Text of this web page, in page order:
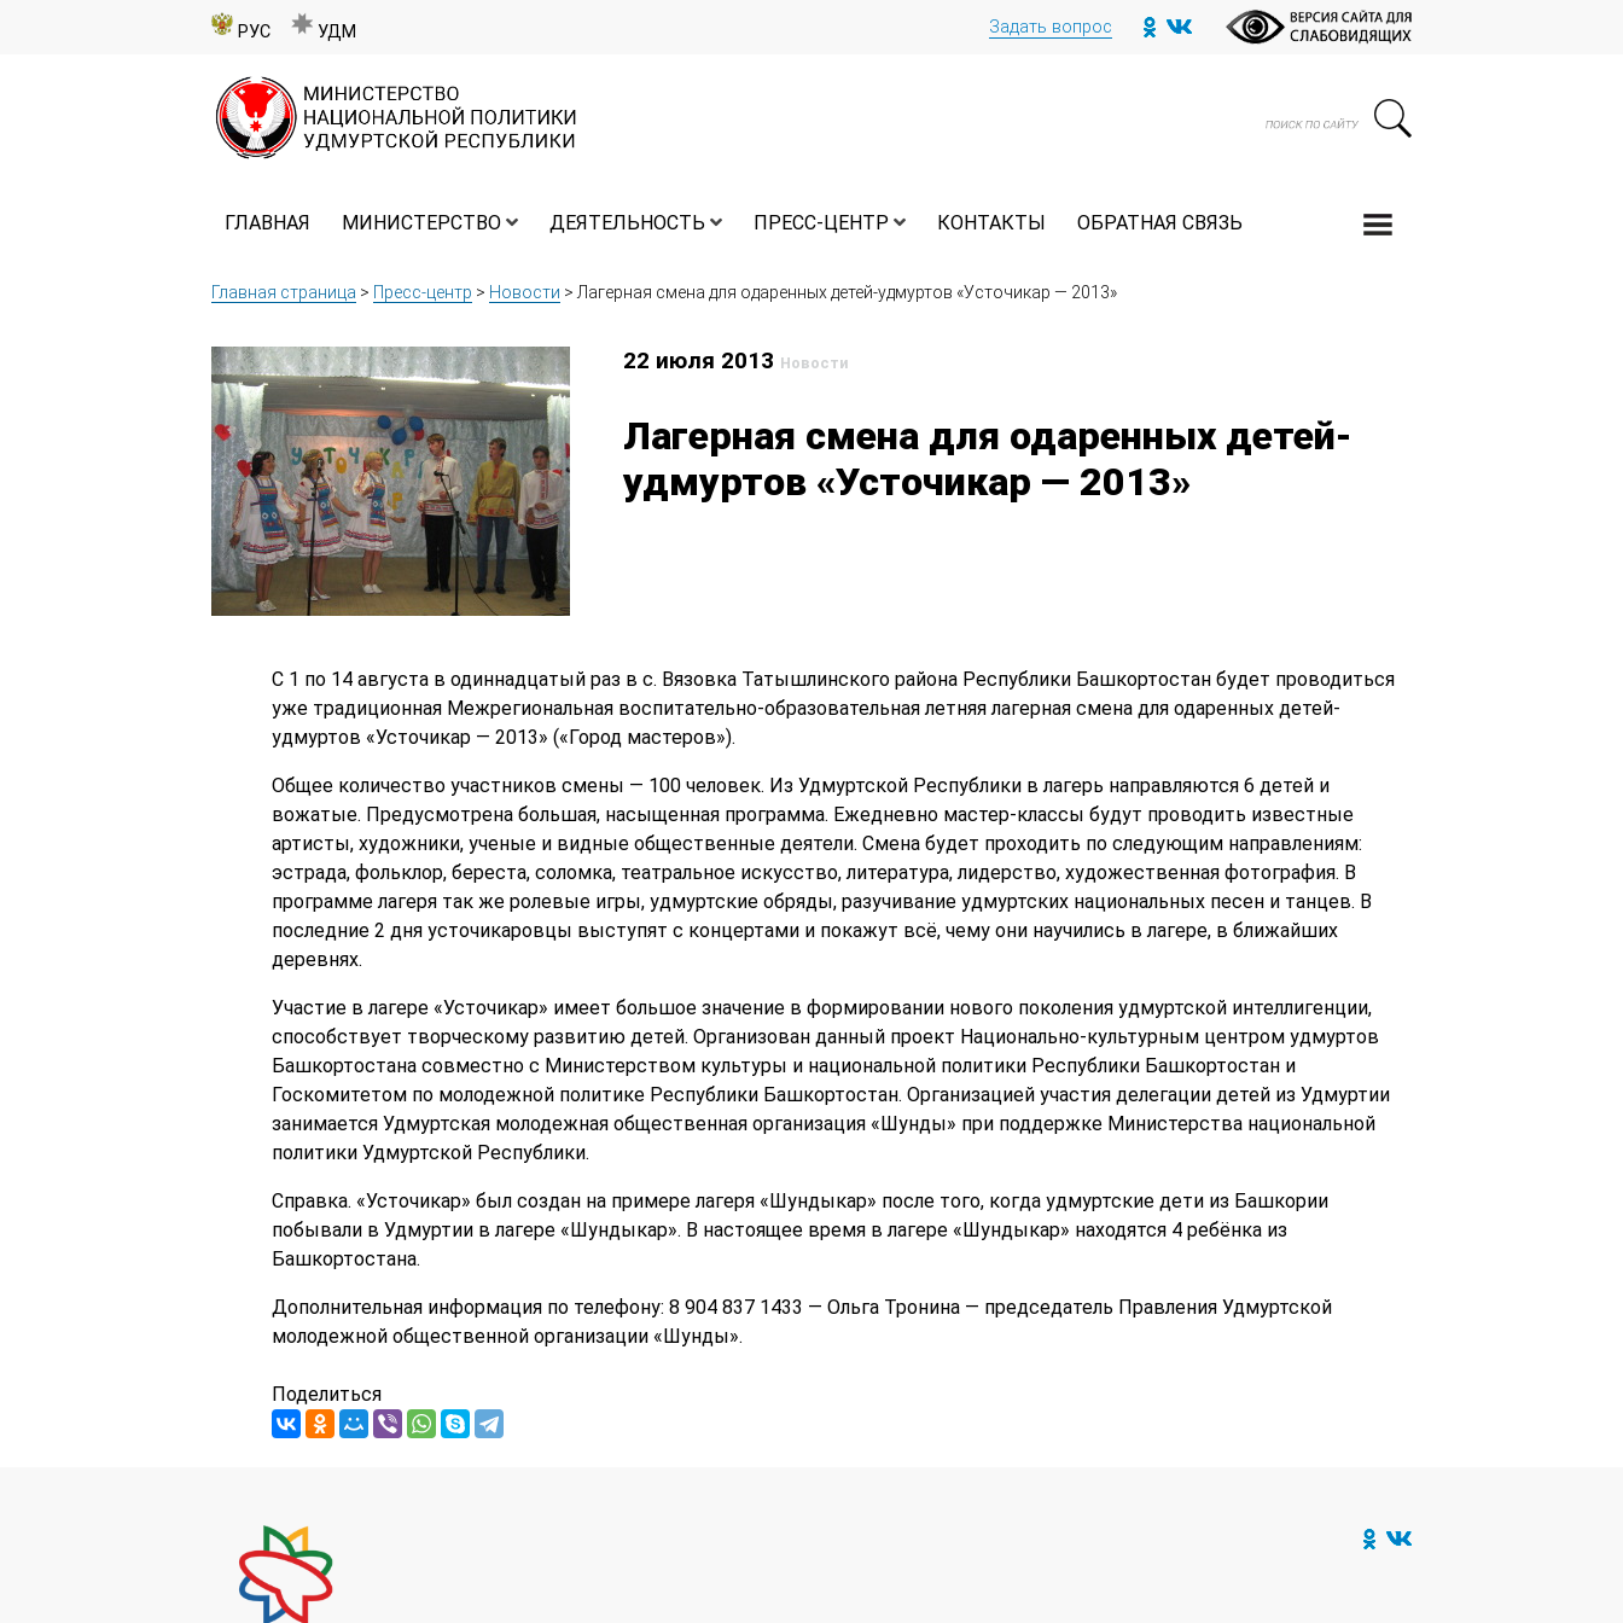
РУС УДМ Задать вопрос
ГЛАВНАЯ МИНИСТЕРСТВО ДЕЯТЕЛЬНОСТЬ ПРЕСС-ЦЕНТР КОНТАКТЫ ОБРАТНАЯ СВЯЗЬ
Главная страница > Пресс-центр > Новости >Лагерная смена для одаренных детей-удмуртов «Усточикар — 2013»
22 июля 2013 Новости
Лагерная смена для одаренных детей-
удмуртов «Усточикар — 2013»
С 1 по 14 августа в одиннадцатый раз в с. Вязовка Татышлинского района Республики Башкортостан будет проводиться
уже традиционная Межрегиональная воспитательно-образовательная летняя лагерная смена для одаренных детей-
удмуртов «Усточикар — 2013» («Город мастеров»).
Общее количество участников смены — 100 человек. Из Удмуртской Республики в лагерь направляются 6 детей и
вожатые. Предусмотрена большая, насыщенная программа. Ежедневно мастер-классы будут проводить известные
артисты, художники, ученые и видные общественные деятели. Смена будет проходить по следующим направлениям:
эстрада, фольклор, береста, соломка, театральное искусство, литература, лидерство, художественная фотография. В
программе лагеря так же ролевые игры, удмуртские обряды, разучивание удмуртских национальных песен и танцев. В
последние 2 дня усточикаровцы выступят с концертами и покажут всё, чему они научились в лагере, в ближайших
деревнях.
Участие в лагере «Усточикар» имеет большое значение в формировании нового поколения удмуртской интеллигенции,
способствует творческому развитию детей. Организован данный проект Национально-культурным центром удмуртов
Башкортостана совместно с Министерством культуры и национальной политики Республики Башкортостан и
Госкомитетом по молодежной политике Республики Башкортостан. Организацией участия делегации детей из Удмуртии
занимается Удмуртская молодежная общественная организация «Шунды» при поддержке Министерства национальной
политики Удмуртской Республики.
Справка. «Усточикар» был создан на примере лагеря «Шундыкар» после того, когда удмуртские дети из Башкории
побывали в Удмуртии в лагере «Шундыкар». В настоящее время в лагере «Шундыкар» находятся 4 ребёнка из
Башкортостана.
Дополнительная информация по телефону: 8 904 837 1433 — Ольга Тронина — председатель Правления Удмуртской
молодежной общественной организации «Шунды».
Поделиться